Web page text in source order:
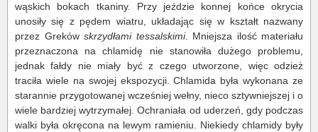
wąskich bokach tkaniny. Przy jeździe konnej końce okrycia
unosiły się z pędem wiatru, układając się w kształt nazwany
przez Greków skrzydłami tessalskimi. Mniejsza ilość materiału
przeznaczona na chlamidę nie stanowiła dużego problemu,
jednak fałdy nie miały być z czego utworzone, więc odzież
traciła wiele na swojej ekspozycji. Chlamida była wykonana ze
starannie przygotowanej wcześniej wełny, nieco sztywniejszej i o
wiele bardziej wytrzymałej. Ochraniała od uderzeń, gdy podczas
walki była okręcona na lewym ramieniu. Niekiedy chlamidy były